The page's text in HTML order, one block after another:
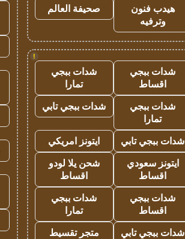
هيدب فنون
وترفيه
صحيفة العالم
!
شدات ببجي
اقساط
شدات ببجي
تمارا
شدات ببجي
تمارا
شدات ببجي تابي
شدات ببجي تابي
ايتونز امريكي
ايتونز سعودي
اقساط
شحن يلا لودو
اقساط
شدات ببجي
اقساط
شدات ببجي
تمارا
شدات ببجي تابي
متجر تقسيط